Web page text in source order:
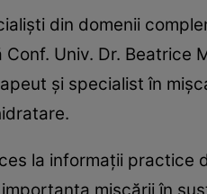
din domenii
Univ. Dr. Beatrice
și specialist în
la informații practice